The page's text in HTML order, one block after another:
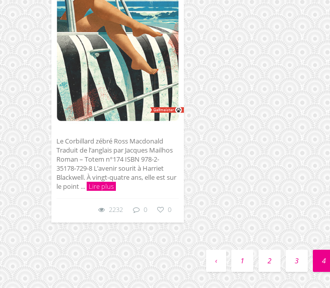
Le Corbillard zébré Ross Macdonald
Traduit de l’anglais par Jacques Mailhos
Roman – Totem n°174 ISBN 978-2-
35178-729-8 L’avenir sourit à Harriet
Blackwell. À vingt-quatre ans, elle est sur
le point ... Lire plus
2232 0 0
‹ 1 2 3 4